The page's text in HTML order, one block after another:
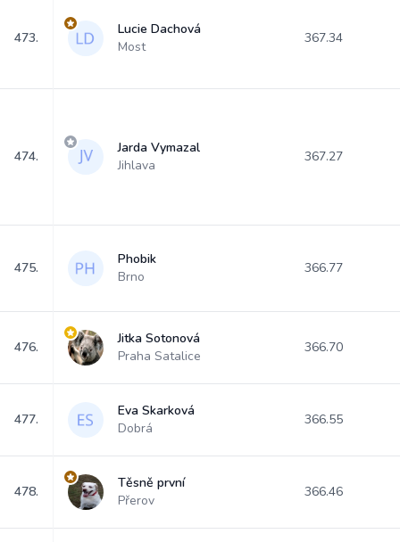
473.
Lucie Dachová
Most
367.34
474.
Jarda Vymazal
Jihlava
367.27
475.
Phobik
Brno
366.77
476.
Jitka Sotonová
Praha Satalice
366.70
477.
Eva Skarková
Dobrá
366.55
478.
Těsně první
Přerov
366.46